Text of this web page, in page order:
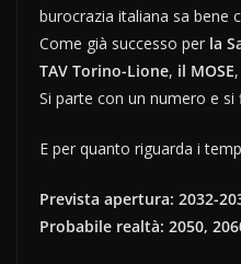
burocrazia italiana sa bene
Come già successo per la
TAV Torino-Lione, il MOSE,
Si parte con un numero e si
E per quanto riguarda i
Prevista apertura: 2032-
Probabile realtà: 2050,